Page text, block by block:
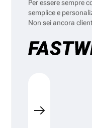
Per essere sempre
semplice e
Non sei ancora